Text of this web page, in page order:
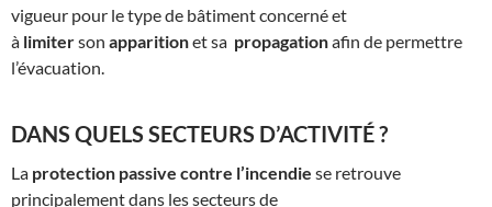
vigueur pour le type de bâtiment concerné et
à limiterson apparitionet sa propagationafin de permettre
l’évacuation.
DANS QUELS SECTEURS D’ACTIVITÉ ?
La protection passive contre l’incendie se retrouve
principalement dans les secteurs de